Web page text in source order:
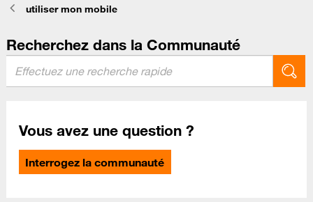
utiliser mon mobile
Recherchez dans la Communauté
Vous avez une question ?
Interrogez la communauté